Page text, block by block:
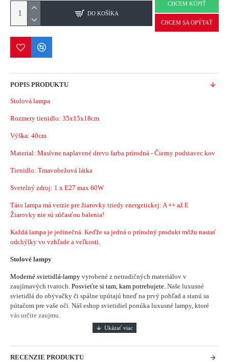
DO KOŠÍKA
CHCEM KÚPIŤ
CHCEM SA OPÝTAŤ
POPIS PRODUKTU
Stolová lampa
Rozmery tienidlo: 35x15x18cm
Výška: 40cm
Material: Masívne naplavené drevo farba prírodná - Čierny podstavec kov
Tienidlo: Tmavobežová látka
Svetelný zdroj: 1 x E27 max 60W
Táto lampa má verzie pre žiarovky triedy energetickej: A ++ až E
Žiarovky nie sú súčasťou balenia!
Každá lampa je jedinečná. Keďže sa jedná o prírodný produkt môžu nastať
odchýlky vo vzhľade a veľkosti.
Stolové lampy
Moderné svietidlá-lampy vyrobené z netradičných materiálov v
zaujímavých tvaroch. Posvieťte si tam, kam potrebujete. Naše luxusné
svietidlá do obývačky či spálne upútajú hneď na prvý pohľad a stanú sa
pútačom pre vaše oči. Náš eshop svietidiel ponúka luxusné lampy, ktoré
vás určite zaujmu.
RECENZIE PRODUKTU